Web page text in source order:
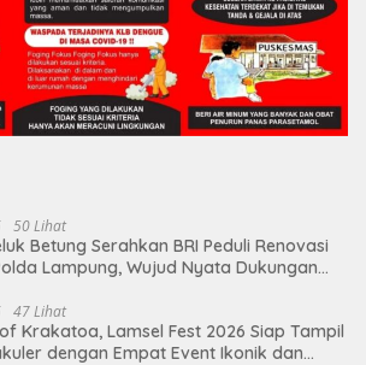
50 Lihat
Betung Serahkan BRI Peduli Renovasi
Lampung, Wujud Nyata Dukungan
47 Lihat
Krakatoa, Lamsel Fest 2026 Siap Tampil
dengan Empat Event Ikonik dan